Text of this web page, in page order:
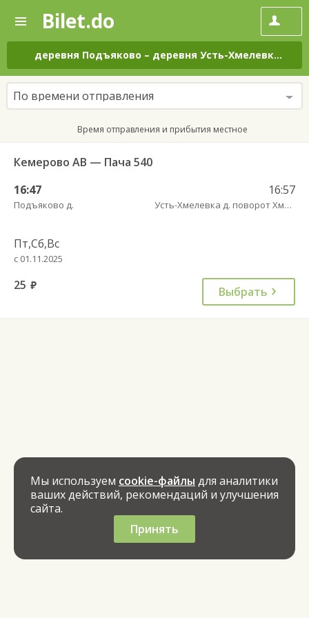
—
Поиск
и
покупка
билетов
на
автобус
онлайн
Bilet.do
деревня Подъяково – деревня Усть-Хмелевка
По времени отправления
Время отправления и прибытия местное
Кемерово АВ — Пача 540
16:47
Подъяково д.
16:57
Усть-Хмелевка д. поворот Хмелевка пов.
Пт,Сб,Вс
с 01.11.2025
25 руб. Выбрать
Мы используем cookie-файлы для аналитики
ваших действий, рекомендаций и улучшения
сайта.
Принять